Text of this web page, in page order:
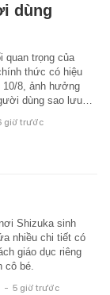
dùng
quan trọng của
thức có hiệu
8, ảnh hưởng
dùng sao lưu…
giờ trước
Shizuka sinh
nhiều chi tiết có
giáo dục riêng
cô bé.
- 5 giờ trước